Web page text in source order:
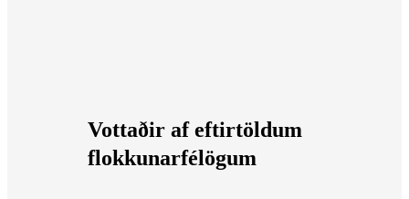
Vottaðir af eftirtöldum
flokkunarfélögum